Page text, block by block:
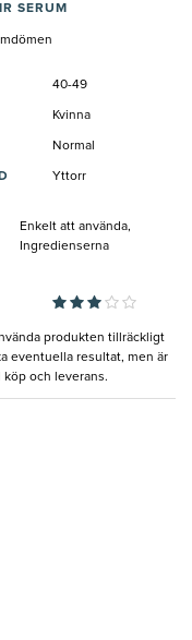
SERUM
40-49
Kvinna
Normal
Yttorr
Enkelt att använda,
Ingredienserna
produkten tillräckligt
eventuella resultat, men är
och leverans.